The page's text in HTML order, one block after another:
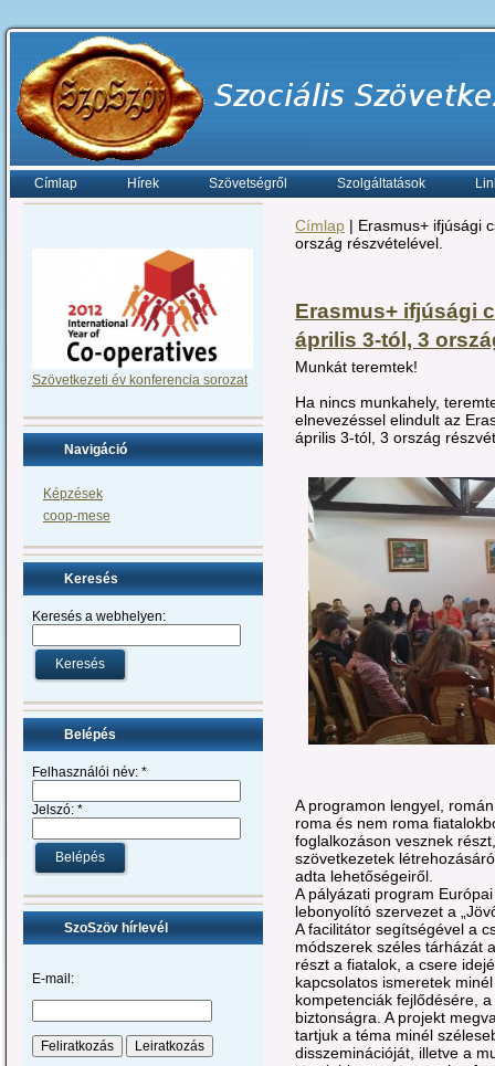
Címlap Hírek Szövetségről Szolgáltatások
Szövetkezeti év konferencia sorozat
Navigáció
Képzések
coop-mese
Keresés
Keresés a webhelyen:
Belépés
Felhasználói név: *
Jelszó: *
SzoSzöv hírlevél
E-mail:
Címlap | Erasmus+ ifjúsági
ország részvételével.
Erasmus+ ifjúsági
április 3-tól, 3
Munkát teremtek!
Ha nincs munkahely,
elnevezéssel elindult az
április 3-tól, 3 ország
A programon lengyel,
roma és nem roma
foglalkozáson vesznek
szövetkezetek
adta lehetőségeiről.
A pályázati program
lebonyolító szervezet a
A facilitátor segítségével a
módszerek széles tárházát
részt a fiatalok, a csere
kapcsolatos ismeretek
kompetenciák fejlődésére,
biztonságra. A projekt
tartjuk a téma minél
disszeminációját, illetve a